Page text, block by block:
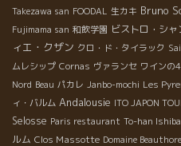
Takezawa san FOODAL 生カキ Bruno
Fujimama san 和飲学園 ビストロ・シ
ィエ・クザン クロ・ド・タイラック
ムレシップ Cornas ヴァランセ ワインの
Nord Beau パカレ Janbo-mochi Les
ィ・バルム Andalousie ITO JAPON
Selosse Paris restaurant To-han
ルム Clos Massotte Domaine